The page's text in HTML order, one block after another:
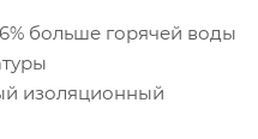
больше горячей воды
изоляционный